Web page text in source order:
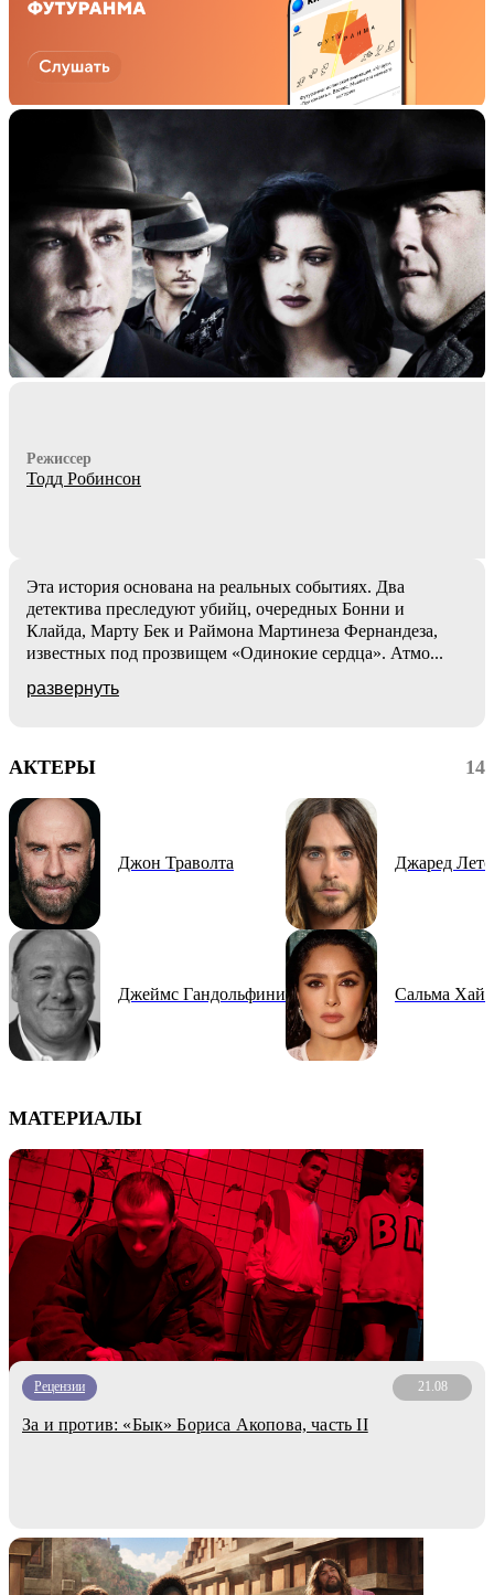
Режиссер
Тодд Робинсон
Эта история основана на реальных событиях. Два
детектива преследуют убийц, очередных Бонни и
Клайда, Марту Бек и Раймона Мартинеза Фернандеза,
известных под прозвищем «Одинокие сердца». Атмо...
развернуть
АКТЕРЫ 14
Джон Траволта
Джеймс Гандольфини
Джаред Лето
Сальма
МАТЕРИАЛЫ
Рецензии 21.08
За и против: «Бык» Бориса Акопова, часть II